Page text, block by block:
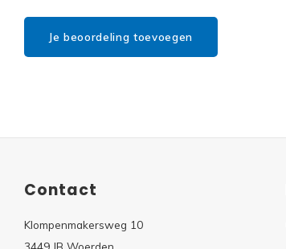
Je beoordeling toevoegen
Contact
Klompenmakersweg 10
3449 JB Woerden